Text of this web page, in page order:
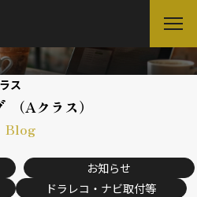
ス
（Aクラス）
Blog
お知らせ
ドラレコ・ナビ取付等